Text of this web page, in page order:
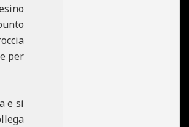
per
e si